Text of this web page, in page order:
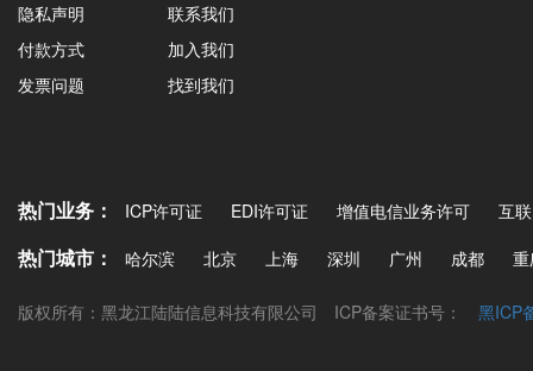
隐私声明
付款方式
发票问题
联系我们
加入我们
找到我们
热门业务： ICP许可证 EDI许可证 增值电信业务许可 互
热门城市： 哈尔滨 北京 上海 深圳 广州 成都
版权所有：黑龙江陆陆信息科技有限公司 ICP备案证书号： 黑ICP